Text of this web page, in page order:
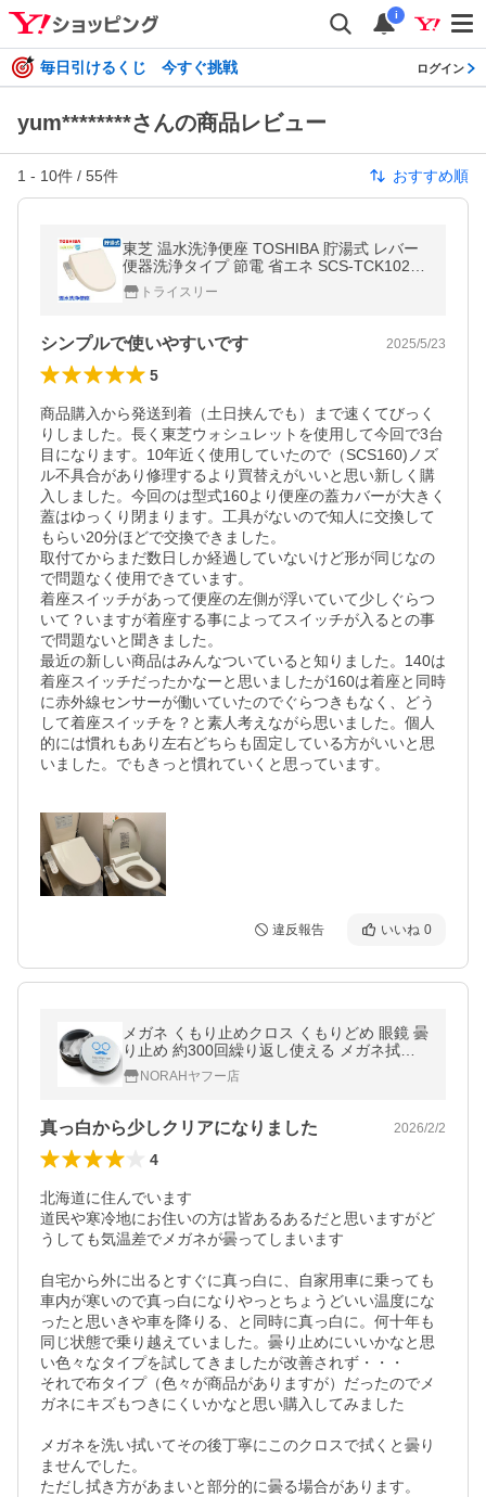
i
毎日引けるくじ 今すぐ挑戦 ログイン
yum********さんの商品レビュー
1 - 10件 / 55件 おすすめ順
東芝 温水洗浄便座 TOSHIBA 貯湯式 レバー
便器洗浄タイプ 節電 省エネ SCS-TCK1020
パステルアイボリー 温水便座 ステンレスノ
ズル SCS-TCK1020(N)
トライスリー
シンプルで使いやすいです 2025/5/23
5
商品購入から発送到着（土日挟んでも）まで速くてびっく
りしました。長く東芝ウォシュレットを使用して今回で3台
目になります。10年近く使用していたので（SCS160)ノズ
ル不具合があり修理するより買替えがいいと思い新しく購
入しました。今回のは型式160より便座の蓋カバーが大きく
蓋はゆっくり閉まります。工具がないので知人に交換して
もらい20分ほどで交換できました。
取付てからまだ数日しか経過していないけど形が同じなの
で問題なく使用できています。
着座スイッチがあって便座の左側が浮いていて少しぐらつ
いて？いますが着座する事によってスイッチが入るとの事
で問題ないと聞きました。
最近の新しい商品はみんなついていると知りました。140は
着座スイッチだったかなーと思いましたが160は着座と同時
に赤外線センサーが働いていたのでぐらつきもなく、どう
して着座スイッチを？と素人考えながら思いました。個人
的には慣れもあり左右どちらも固定している方がいいと思
いました。でもきっと慣れていくと思っています。
違反報告 いいね 0
メガネ くもり止めクロス くもりどめ 眼鏡 曇
り止め 約300回繰り返し使える メガネ拭き
メガネクリーナー 眼鏡拭き 眼鏡クリーナー
FOG STOP CAN
NORAHヤフー店
真っ白から少しクリアになりました 2026/2/2
4
北海道に住んでいます
道民や寒冷地にお住いの方は皆あるあるだと思いますがど
うしても気温差でメガネが曇ってしまいます
自宅から外に出るとすぐに真っ白に、自家用車に乗っても
車内が寒いので真っ白になりやっとちょうどいい温度にな
ったと思いきや車を降りる、と同時に真っ白に。何十年も
同じ状態で乗り越えていました。曇り止めにいいかなと思
い色々なタイプを試してきましたが改善されず・・・
それで布タイプ（色々が商品がありますが）だったのでメ
ガネにキズもつきにくいかなと思い購入してみました
メガネを洗い拭いてその後丁寧にこのクロスで拭くと曇り
ませんでした。
ただし拭き方があまいと部分的に曇る場合があります。